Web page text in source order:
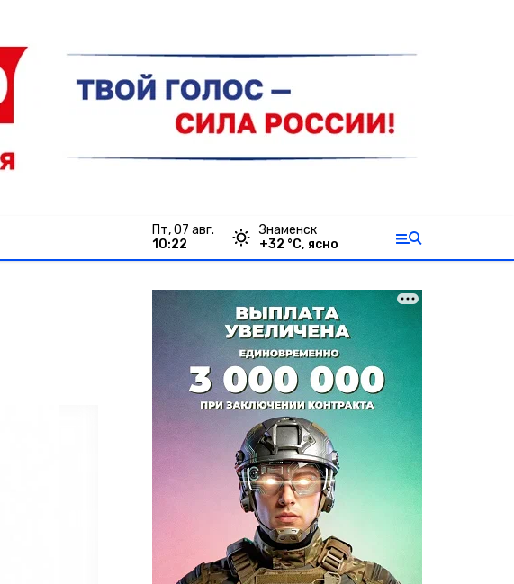
пт, 07 авг.
10:22
Знаменск
+32 °С, ясно